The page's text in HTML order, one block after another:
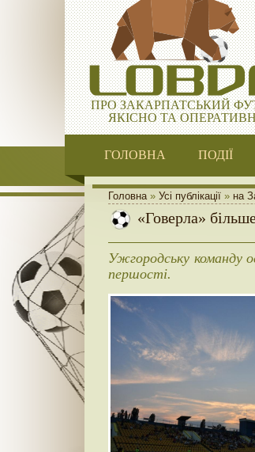
ПРО ЗАКАРПАТСЬКИЙ
ЯКІСНО ТА
ГОЛОВНА ПОДІЇ
Головна» Усі публікації » на
«Говерла»
Ужгородську команду
першості.